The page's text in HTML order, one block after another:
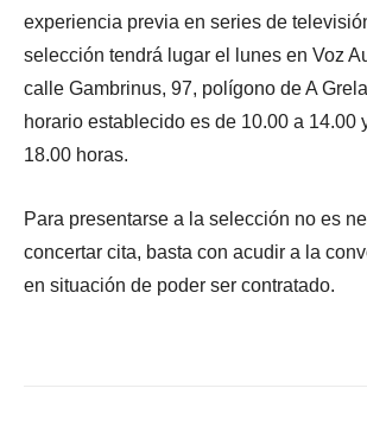
experiencia previa en series de
selección tendrá lugar el lunes en Voz
calle Gambrinus, 97, polígono de A
horario establecido es de 10.00 a 14.00
18.00 horas.
Para presentarse a la selección no es
concertar cita, basta con acudir a la
en situación de poder ser contratado.